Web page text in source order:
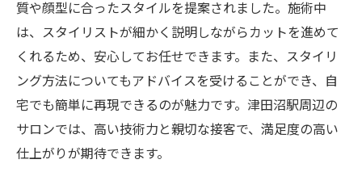
質や顔型に合ったスタイルを提案されました。施術中
は、スタイリストが細かく説明しながらカットを進めて
くれるため、安心してお任せできます。また、スタイリ
ング方法についてもアドバイスを受けることができ、自
宅でも簡単に再現できるのが魅力です。津田沼駅周辺の
サロンでは、高い技術力と親切な接客で、満足度の高い
仕上がりが期待できます。